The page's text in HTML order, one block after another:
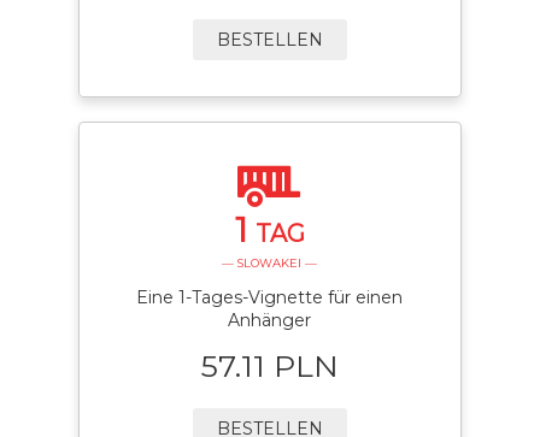
BESTELLEN
1 TAG
— SLOWAKEI —
Eine 1-Tages-Vignette für einen
Anhänger
57.11 PLN
BESTELLEN